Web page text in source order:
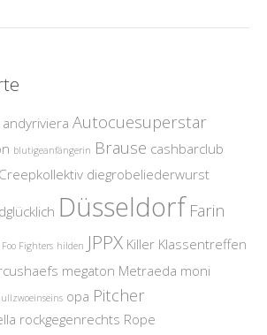
andyriviera Autocuesuperstar
blutigeanfängerin Brause cashbarclub
Creepkollektiv diegrobeliederwurst
Düsseldorf Farin
Foo Fighters hilden JPPX Killer Klassentreffen
megaton Metraeda moni
opa Pitcher
rockgegenrechts Rope